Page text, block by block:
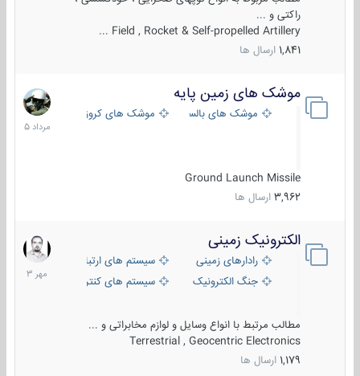
راکتی و ...
Field , Rocket & Self-propelled Artillery ...
1,841 ارسال ها
موشک های زمین پایه
موشک های بالستیک موشک های کروز
Ground Launch Missile
3,962 ارسال ها
2
مرداد
1405
الکترونیک زمینی
رادارهای زمینی
سیستم های ارتباطی و جمع آوری
جنگ الکترونیک
سیستم های کنترل آتش و تجهیزات
مطالب مرتبط با انواع وسایل و لوازم مخابراتی و ...
Terrestrial , Geocentric Electronics
1,179 ارسال ها
1
مهر
1403